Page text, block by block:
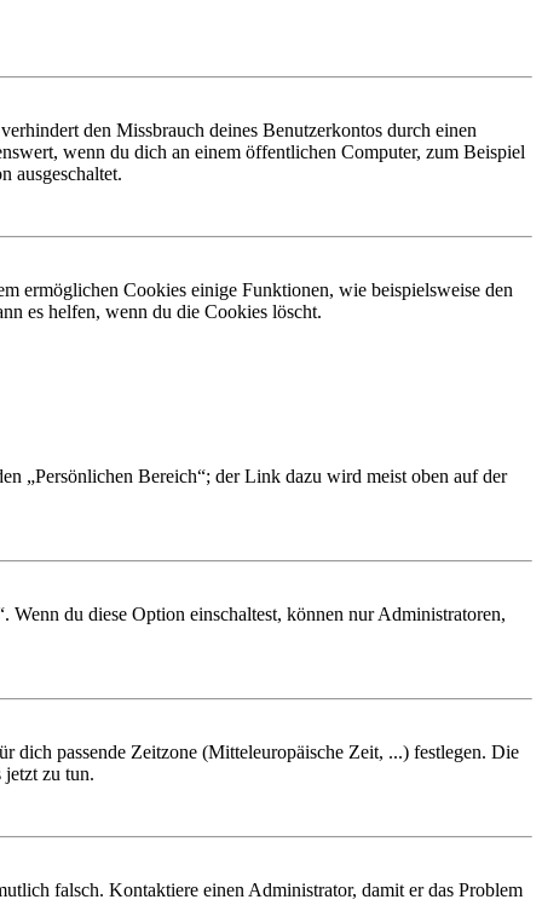
den Missbrauch deines Benutzerkontos durch einen
wenn du dich an einem öffentlichen Computer, zum Beispiel
ausgeschaltet.
ermöglichen Cookies einige Funktionen, wie beispielsweise den
es helfen, wenn du die Cookies löscht.
„Persönlichen Bereich“; der Link dazu wird meist oben auf der
du diese Option einschaltest, können nur Administratoren,
dich passende Zeitzone (Mitteleuropäische Zeit, ...) festlegen. Die
jetzt zu tun.
falsch. Kontaktiere einen Administrator, damit er das Problem